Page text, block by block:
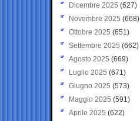
Dicembre 2025 (627)
Novembre 2025 (668)
Ottobre 2025 (651)
Settembre 2025 (662)
Agosto 2025 (669)
Luglio 2025 (671)
Giugno 2025 (573)
Maggio 2025 (591)
Aprile 2025 (622)